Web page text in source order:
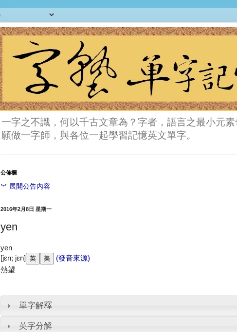
一字之不識，何以千古文章為？字者，語言之最小元
願做一字師，與各位一起學習記憶英文單字。
公佈欄
︾ 展開公告內容
2016年2月8日 星期一
yen
yen
[jɛn; jɛn]
(發音來源)
熱望
單字解釋
英字分解